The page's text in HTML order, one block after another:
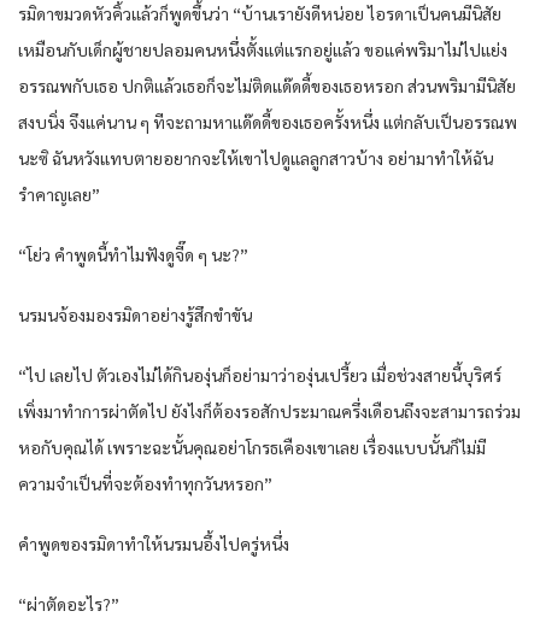
รมิดาขมวดหัวคิ้วแล้วก็พูดขึ้นว่า “บ้านเรายังดีหน่อย ไอรดาเป็นคนมีนิสัย
เหมือนกับเด็กผู้ชายปลอมคนหนึ่งตั้งแต่แรกอยู่แล้ว ขอแค่พริมาไม่ไปแย่ง
อรรณพกับเธอ ปกติแล้วเธอก็จะไม่ติดแด๊ดดี้ของเธอหรอก ส่วนพริมามีนิสัย
สงบนิ่ง จึงแค่นาน ๆ ทีจะถามหาแด๊ดดี้ของเธอครั้งหนึ่ง แต่กลับเป็นอรรณพ
นะซิ ฉันหวังแทบตายอยากจะให้เขาไปดูแลลูกสาวบ้าง อย่ามาทำให้ฉัน
รำคาญเลย”
“โย่ว คำพูดนี้ทำไมฟังดูจี๊ด ๆ นะ?”
นรมนจ้องมองรมิดาอย่างรู้สึกขำขัน
“ไป เลยไป ตัวเองไม่ได้กินองุ่นก็อย่ามาว่าองุ่นเปรี้ยว เมื่อช่วงสายนี้บุริศร์
เพิ่งมาทำการผ่าตัดไป ยังไงก็ต้องรอสักประมาณครึ่งเดือนถึงจะสามารถร่วม
หอกับคุณได้ เพราะฉะนั้นคุณอย่าโกรธเคืองเขาเลย เรื่องแบบนั้นก็ไม่มี
ความจำเป็นที่จะต้องทำทุกวันหรอก”
คำพูดของรมิดาทำให้นรมนอึ้งไปครู่หนึ่ง
“ผ่าตัดอะไร?”